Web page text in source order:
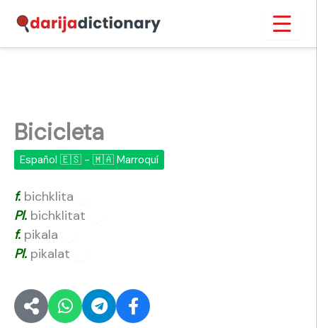
contenido
Bicicleta
Español 🇪🇸 - 🇲🇦 Marroquí
f.bichklita
Pl. bichklitat
f.pikala
Pl. pikalat